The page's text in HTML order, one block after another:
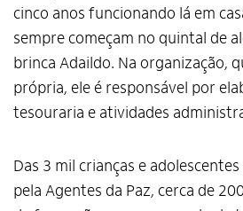
cinco anos funcionando lá em
sempre começam no quintal de
brinca Adaildo. Na organização,
própria, ele é responsável por
tesouraria e atividades
Das 3 mil crianças e
pela Agentes da Paz, cerca de